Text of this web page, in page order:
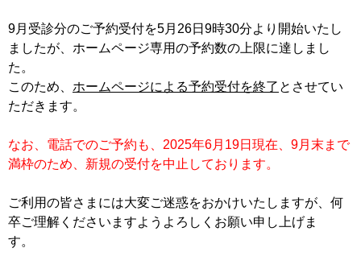
9月受診分のご予約受付を5月26日9時30分より開始いたし
ましたが、ホームページ専用の予約数の上限に達しまし
た。
このため、 ホームページによる予約受付を終了 とさせてい
ただきます。
なお、電話でのご予約も、2025年6月19日現在、9月末まで
満枠のため、新規の受付を中止しております。
ご利用の皆さまには大変ご迷惑をおかけいたしますが、何
卒ご理解くださいますようよろしくお願い申し上げま
す。